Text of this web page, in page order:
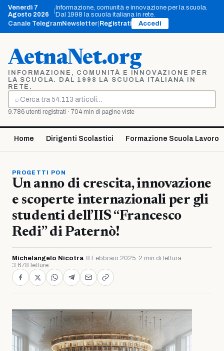
Vai
contenuto
Venerdì 7
Agosto 2026
Informazione, comunità e innovazione per la scuola.
Dal 1998 la scuola italiana in rete.
Canale TelegramNewsletter Registrati Accedi
AetnaNet.org
INFORMAZIONE, COMUNITÀ E INNOVAZIONE PER
LA SCUOLA. DAL 1998 LA SCUOLA ITALIANA IN
RETE.
⌕
Cerca
9.786 utenti registrati · 704 mln di pagine viste
Home Dirigenti Scolastici Formazione Scuola Lavoro
PROGETTI PON
Un anno di crescita, innovazione
e scoperte internazionali per gli
studenti dell’IIS “Francesco
Redi” di Paternò!
Michelangelo Nicotra· 8 Febbraio 2025 · 2 min di lettura·
3.678 letture